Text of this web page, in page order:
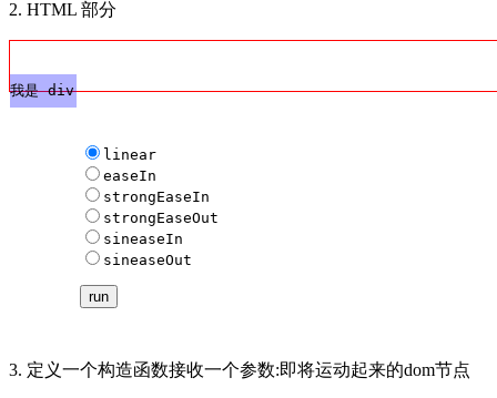
2. HTML 部分
我是 div
linear
easeIn
strongEaseIn
strongEaseOut
sineaseIn
sineaseOut
3. 定义一个构造函数接收一个参数:即将运动起来的dom节点